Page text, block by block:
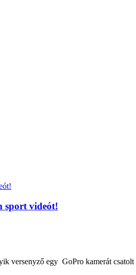
sport videót!
versenyző egy GoPro kamerát